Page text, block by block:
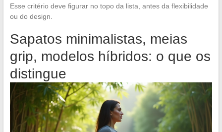
Esse critério deve figurar no topo da lista, antes da flexibilidade
ou do design.
Sapatos minimalistas, meias
grip, modelos híbridos: o que os
distingue